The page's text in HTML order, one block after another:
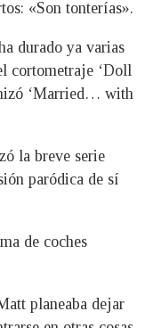
«Son tonterías».
durado ya varias
cortometraje ‘Doll
‘Married… with
la breve serie
paródica de sí
de coches
planeaba dejar